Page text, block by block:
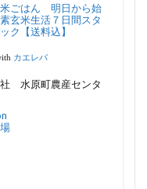
ごはん 明日から始
玄米生活７日間スタ
ク【送料込】
カエレバ
水原町農産センタ